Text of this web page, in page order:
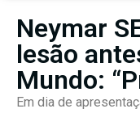
Neymar
lesão
Mundo:
Em dia de